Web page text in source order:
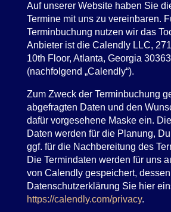
Auf unserer Website haben Sie
Termine mit uns zu vereinbaren.
Terminbuchung nutzen wir das
Anbieter ist die Calendly LLC,
10th Floor, Atlanta, Georgia
(nachfolgend „Calendly“).
Zum Zweck der Terminbuchung
abgefragten Daten und den
dafür vorgesehene Maske ein.
Daten werden für die Planung,
ggf. für die Nachbereitung des
Die Termindaten werden für uns
von Calendly gespeichert, dessen
Datenschutzerklärung Sie hier
https://calendly.com/privacy.